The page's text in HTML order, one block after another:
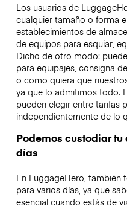
Los usuarios de
cualquier tamaño o forma
establecimientos de
de equipos para esquiar,
Dicho de otro modo:
para equipajes, consigna
o como quiera que
ya que lo admitimos todo.
pueden elegir entre tarifas
independientemente de lo
Podemos custodiar
días
En LuggageHero, también
para varios días, ya que
esencial cuando estás de